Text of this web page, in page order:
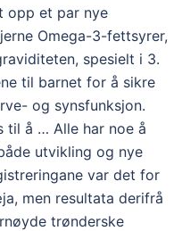
opp et par nye
Omega-3-fettsyrer,
spesielt i 3.
til barnet for å sikre
og synsfunksjon.
til å … Alle har noe å
utvikling og nye
var det for
men resultata derifrå
trønderske